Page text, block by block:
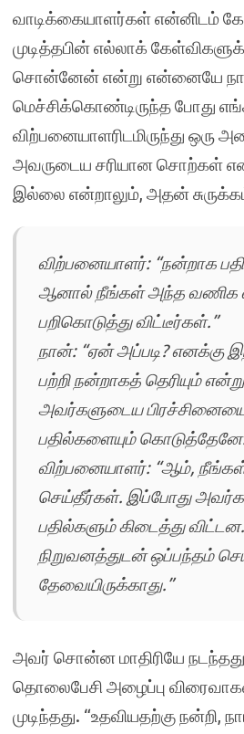
வாடிக்கையாளர்கள் என்னிடம்
முடித்தபின் எல்லாக்
சொன்னேன் என்று என்னையே
மெச்சிக்கொண்டிருந்த போது
விற்பனையாளரிடமிருந்து ஒரு
அவருடைய சரியான சொற்கள்
இல்லை என்றாலும், அதன்
விற்பனையாளர்: “நன்றாக
ஆனால் நீங்கள் அந்த வணிக
பறிகொடுத்து விட்டீர்கள்.”
நான்: “ஏன் அப்படி? எனக்கு
பற்றி நன்றாகத் தெரியும்
அவர்களுடைய
பதில்களையும்
விற்பனையாளர்: “ஆம்,
செய்தீர்கள். இப்போது
பதில்களும் கிடைத்து
நிறுவனத்துடன் ஒப்பந்தம்
தேவையிருக்காது.”
அவர் சொன்ன மாதிரியே
தொலைபேசி அழைப்பு
முடிந்தது. “உதவியதற்கு